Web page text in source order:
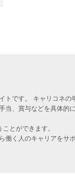
です。 キャリコネの
当、賞与などを具体的
とができます。
く人のキャリアをサ